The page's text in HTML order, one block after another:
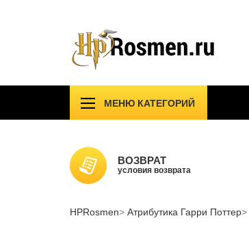
МЕНЮ КАТЕГОРИЙ
Подарочные издания
Атрибутика Гарри Поттер
Вселенная MARVEL
ВОЗВРАТ
условия возврата
HPRosmen Атрибутика Гарри Поттер